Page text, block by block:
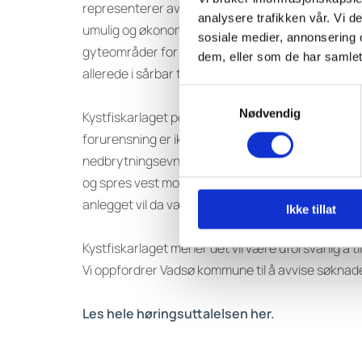
analysere trafikken vår. Vi
sosiale medier,
dem, eller som de har
Nødvendig
Ikke tillat
representerer avgjørende fangstområder for
umulig og økonomisk uforsvarlig å sette
gyteområder for torsk, lodde og bakkesil, samt i
allerede i sårbar tilstand, og videre forringelse
Kystfiskarlaget peker også på mangelfull
forurensning er ikke redegjort for i hverken
nedbrytningsevne, og som
og spres vest mot Vestre Jakobselv og Kariel
anlegget vil da være ødeleggende for et langt
Kystfiskarlaget mener det vil være uforsvarlig å
Vi oppfordrer Vadsø kommune til å avvise
Les hele høringsuttalelsen her.